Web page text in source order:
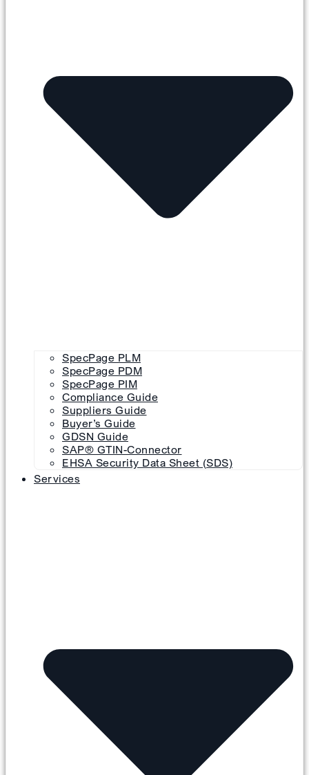
SpecPage PLM
SpecPage PDM
SpecPage PIM
Compliance Guide
Suppliers Guide
Buyer’s Guide
GDSN Guide
SAP® GTIN-Connector
EHSA Security Data Sheet (SDS)
Services